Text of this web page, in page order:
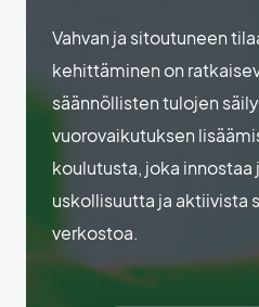
Vahvan ja sitoutuneen
kehittäminen on
säännöllisten tulojen
vuorovaikutuksen
koulutusta, joka
uskollisuutta ja aktiivista
verkostoa.